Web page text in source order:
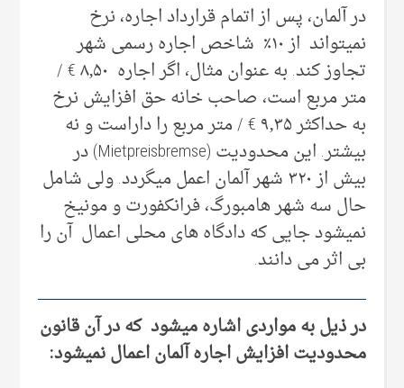
در آلمان، پس از اتمام قرارداد اجاره، نرخ
نمیتواند از ۱۰٪ شاخص اجاره رسمی شهر
تجاوز کند. به عنوان مثال، اگر اجاره ۸٫۵۰ € /
متر مربع است، صاحب خانه حق افزایش نرخ
به حداکثر ۹٫۳۵ € / متر مربع را داراست و نه
بیشتر. این محدودیت (Mietpreisbremse) در
بیش از ۳۲۰ شهر آلمان اعمل میگردد. ولی شامل
حال سه شهر هامبورگ، فرانکفورت و مونیخ
نمیشود جایی که دادگاه های محلی اعمال آن را
بی اثر می دانند.
در ذیل به مواردی اشاره میشود که در آن قانون
محدودیت افزایش اجاره آلمان اعمال نمیشود: